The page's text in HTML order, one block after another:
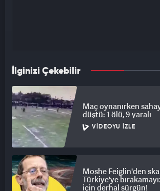
İlginizi Çekebilir
Maç oynanırken
düştü: 1 ölü, 9 yaralı
VIDEOYU İZLE
Moshe Feiglin'den
Türkiye'ye
için derhal sürgün!